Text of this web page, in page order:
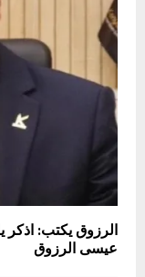
الرزوق يكتب: اذكر
عيسى الرزوق